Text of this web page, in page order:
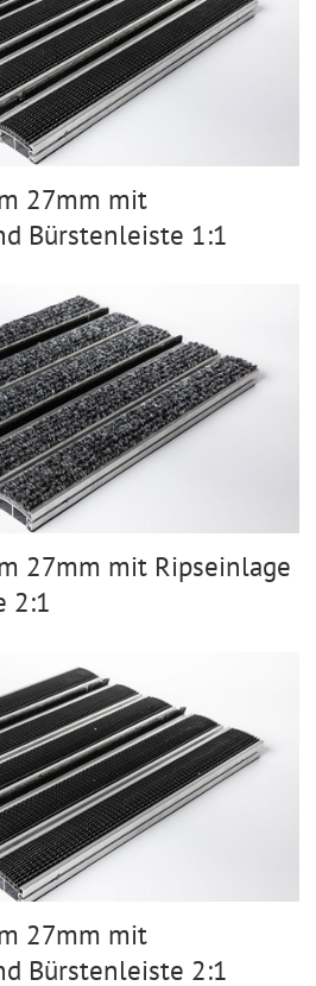
27mm mit
Bürstenleiste 1:1
27mm mit Ripseinlage
2:1
27mm mit
Bürstenleiste 2:1